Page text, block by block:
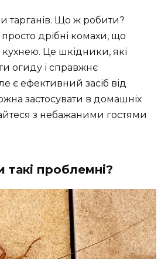
тарганів. Що ж робити?
дрібні комахи, що
Це шкідники, які
огиду і справжнє
є ефективний засіб від
застосувати в домашніх
з небажаними гостями
такі проблемні?